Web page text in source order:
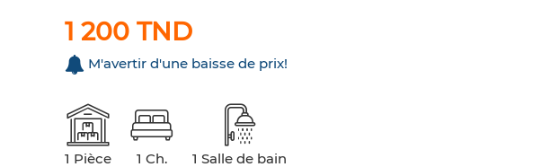
1 200 TND
M'avertir d'une baisse de prix!
1 Pièce 1 Ch.
1 Salle de bain